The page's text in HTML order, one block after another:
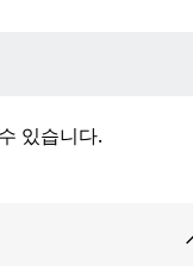
있습니다.